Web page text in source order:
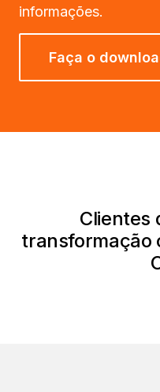
informações.
Faça o
Clientes
transformação